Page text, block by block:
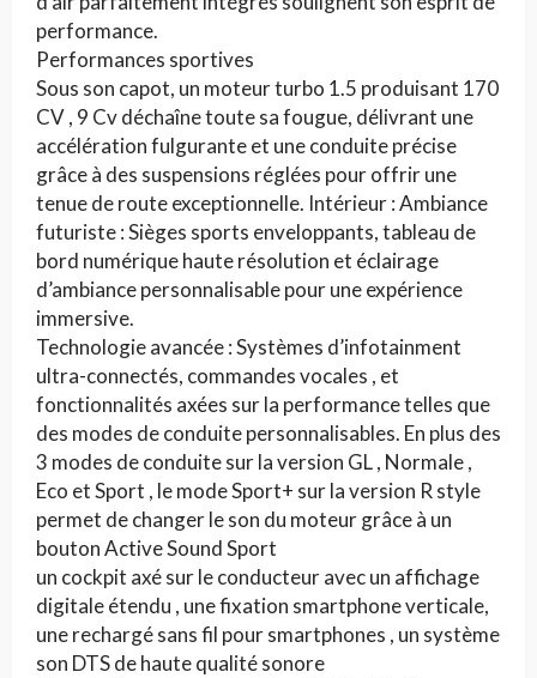
performance.
Performances sportives
Sous son capot, un moteur turbo 1.5 produisant 170
CV , 9 Cv déchaîne toute sa fougue, délivrant une
accélération fulgurante et une conduite précise
grâce à des suspensions réglées pour offrir une
tenue de route exceptionnelle. Intérieur : Ambiance
futuriste : Sièges sports enveloppants, tableau de
bord numérique haute résolution et éclairage
d’ambiance personnalisable pour une expérience
immersive.
Technologie avancée : Systèmes d’infotainment
ultra-connectés, commandes vocales , et
fonctionnalités axées sur la performance telles que
des modes de conduite personnalisables. En plus des
3 modes de conduite sur la version GL , Normale ,
Eco et Sport , le mode Sport+ sur la version R style
permet de changer le son du moteur grâce à un
bouton Active Sound Sport
un cockpit axé sur le conducteur avec un affichage
digitale étendu , une fixation smartphone verticale,
une rechargé sans fil pour smartphones , un système
son DTS de haute qualité sonore